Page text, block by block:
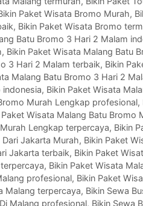
Paket Wisata Bromo Murah,
, Bikin Paket Wisata Bromo
Batu Bromo 3 Hari 2 Malam
, Bikin Paket Wisata Malang Batu
3 Hari 2 Malam terbaik, Bikin
Malang Batu Bromo 3 Hari 2
indonesia, Bikin Paket Wisata
Murah Lengkap profesional,
Paket Wisata Malang Batu Bromo
Lengkap terpercaya, Bikin
Jakarta Murah, Bikin Paket
Jakarta terbaik, Bikin Paket
, Bikin Paket Wisata
profesional, Bikin Paket
Malang terpercaya, Bikin Sewa
Malang profesional, Bikin Sewa